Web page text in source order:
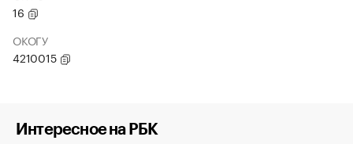
16
ОКОГУ
4210015
Интересное на РБК